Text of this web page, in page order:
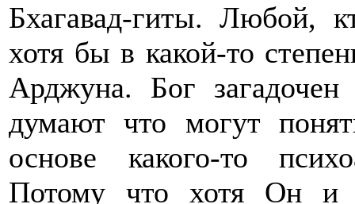
Бхагавад-гиты. Любой,
хотя бы в какой-то
Арджуна. Бог
думают что могут
основе какого-то
Потому что хотя Он и